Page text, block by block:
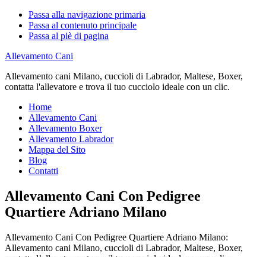
Passa alla navigazione primaria
Passa al contenuto principale
Passa al piè di pagina
Allevamento Cani
Allevamento cani Milano, cuccioli di Labrador, Maltese, Boxer,
contatta l'allevatore e trova il tuo cucciolo ideale con un clic.
Home
Allevamento Cani
Allevamento Boxer
Allevamento Labrador
Mappa del Sito
Blog
Contatti
Allevamento Cani Con Pedigree
Quartiere Adriano Milano
Allevamento Cani Con Pedigree Quartiere Adriano Milano:
Allevamento cani Milano, cuccioli di Labrador, Maltese, Boxer,